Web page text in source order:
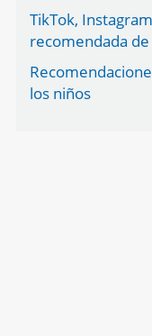
TikTok,
recomendada
los niños